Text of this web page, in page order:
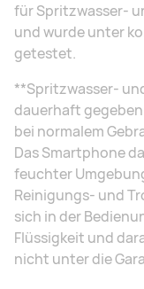
für Spritzwasser-
und wurde unter
getestet.
**Spritzwasser-
dauerhaft
bei normalem
Das Smartphone
feuchter
Reinigungs- und
sich in der
Flüssigkeit und
nicht unter die